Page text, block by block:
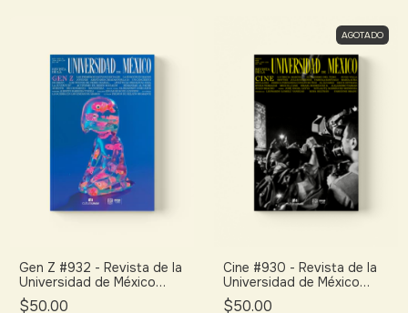
Gen Z #932 - Revista de la
Universidad de México
(mayo 2026)
$50.00
AGOTADO
Cine #930 - Revista de la
Universidad de México
(marzo 2026)
$50.00